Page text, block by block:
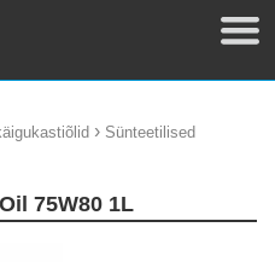
› Sünteetilised
75W80 1L